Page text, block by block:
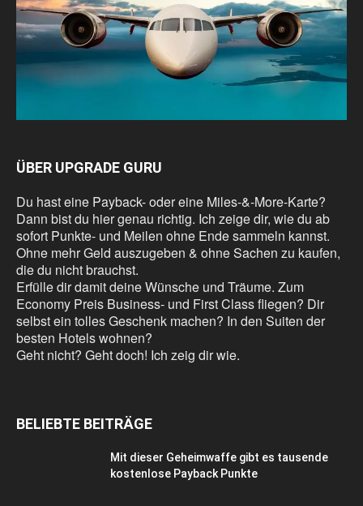
ÜBER UPGRADE GURU
Du hast eine Payback- oder eine Miles-&-More-Karte?
Dann bist du hier genau richtig. Ich zeige dir, wie du ab
sofort Punkte- und Meilen ohne Ende sammeln kannst.
Ohne mehr Geld auszugeben & ohne Sachen zu kaufen,
die du nicht brauchst.
Erfülle dir damit deine Wünsche und Träume. Zum
Economy Preis Business- und First Class fliegen? Dir
selbst ein tolles Geschenk machen? In den Suiten der
besten Hotels wohnen?
Geht nicht? Geht doch! Ich zeig dir wie.
BELIEBTE BEITRÄGE
Mit dieser Geheimwaffe gibt es tausende
kostenlose Payback Punkte